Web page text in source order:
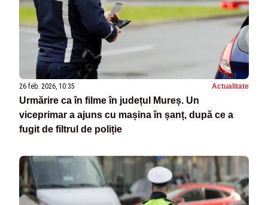
26 feb. 2026, 10:35 Actualitate
Urmărire ca în filme în județul Mureș. Un
viceprimar a ajuns cu mașina în șanț, după ce a
fugit de filtrul de poliție